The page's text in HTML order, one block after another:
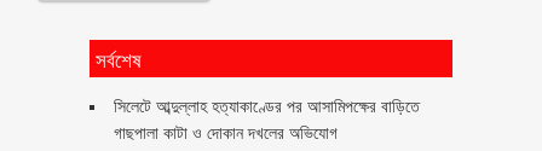
সর্বশেষ
সিলেটে আব্দুল্লাহ হত্যাকাণ্ডের পর আসামিপক্ষের বাড়িতে
গাছপালা কাটা ও দোকান দখলের অভিযোগ